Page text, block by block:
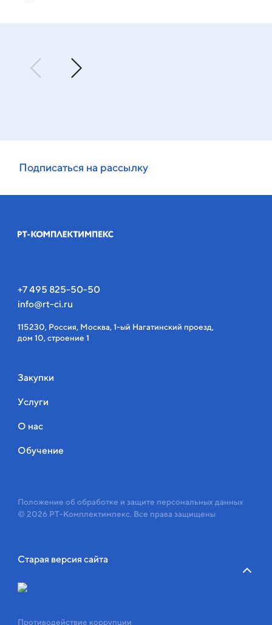
Закупки
Услуги
О нас
Обучение
Подписаться на рассылку
+7 495 825-50-50
info@rt-ci.ru
115230, Россия, Москва, 1-ый Нагатинский проезд,
дом 10, строение 1
Старая версия сайта
Положение об обработке и защите персональных данных
© 2026 РТ-Комплектимпекс. Все права защищены
Противодействие коррупции